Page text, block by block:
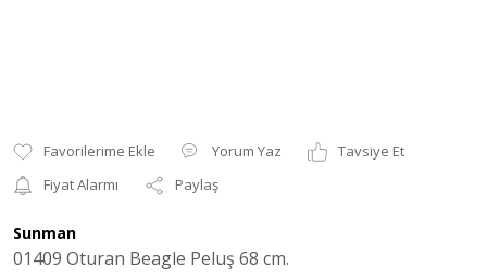
Yorum Yaz
Tavsiye Et
Fiyat Alarmı
Paylaş
Sunman
01409 Oturan Beagle Peluş 68 cm.